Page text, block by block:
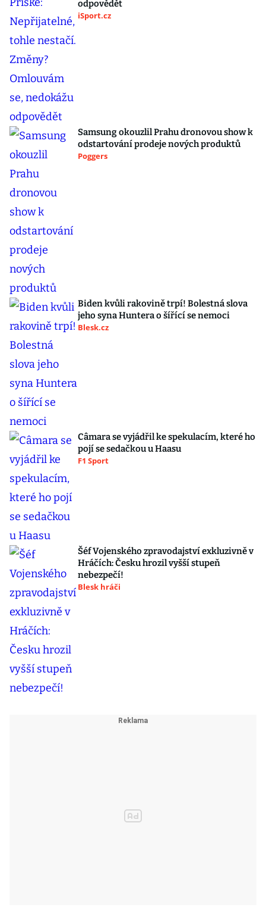
odpovědět
iSport.cz
Samsung okouzlil Prahu dronovou show k
odstartování prodeje nových produktů
Poggers
Biden kvůli rakovině trpí! Bolestná slova
jeho syna Huntera o šířící se nemoci
Blesk.cz
Câmara se vyjádřil ke spekulacím, které ho
pojí se sedačkou u Haasu
F1 Sport
Šéf Vojenského zpravodajství exkluzivně v
Hráčích: Česku hrozil vyšší stupeň
nebezpečí!
Blesk hráči